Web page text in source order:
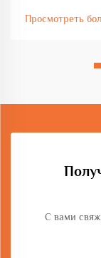
представляет
Просмотреть
С вами